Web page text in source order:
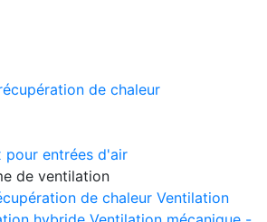
de chaleur
pour entrées d'air
de ventilation
de chaleur Ventilation